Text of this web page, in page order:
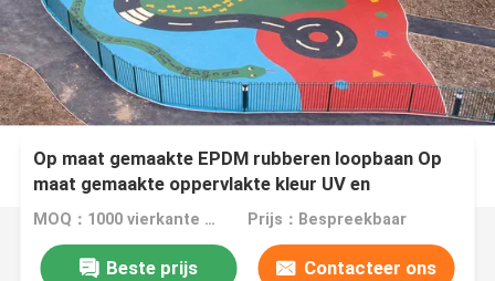
Op maat gemaakte EPDM rubberen loopbaan Op
maat gemaakte oppervlakte kleur UV en
weerbestand
MOQ：1000 vierkante meter Prijs：Bespreekbaar
Beste prijs Contacteer ons